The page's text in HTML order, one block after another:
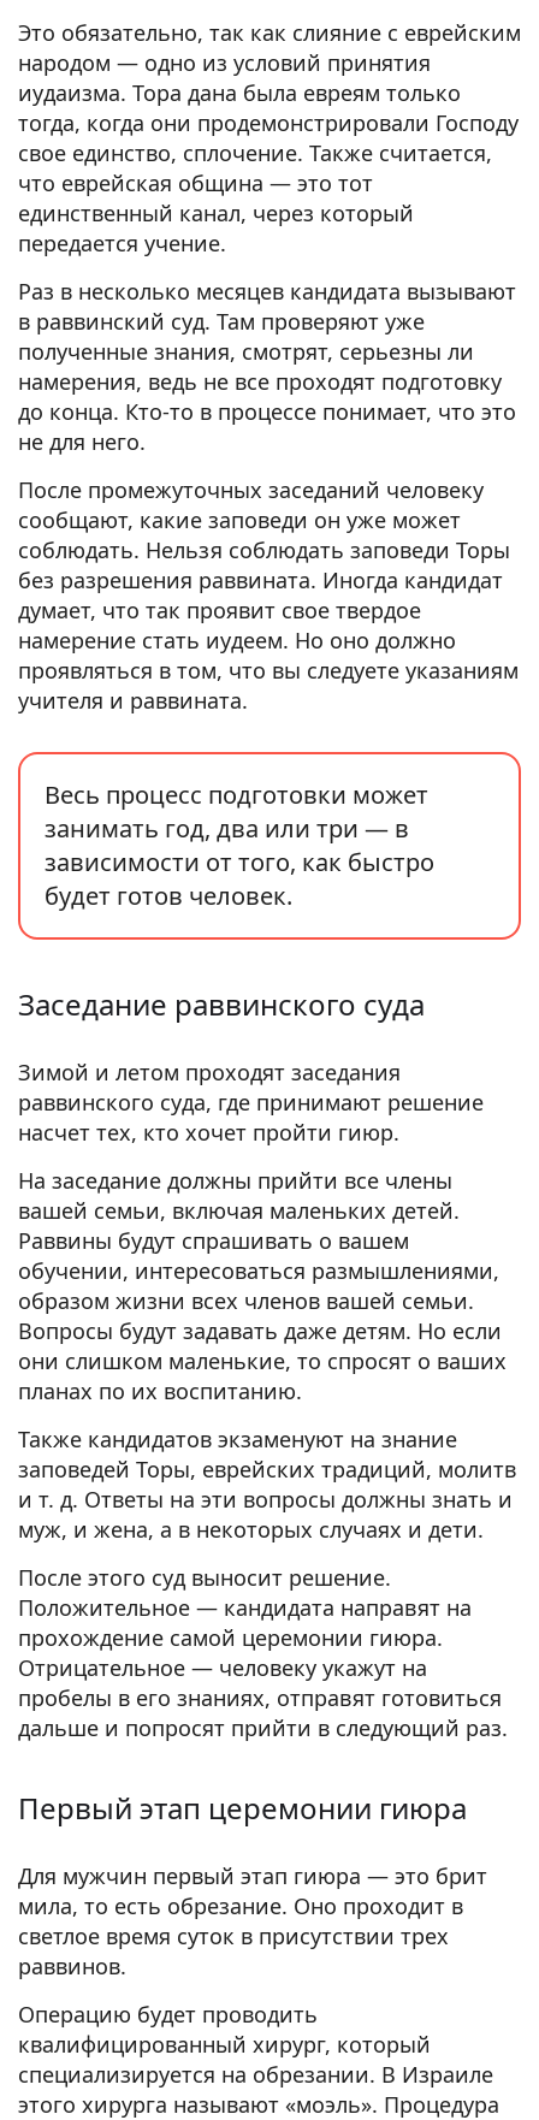
Это обязательно, так как слияние с еврейским
народом — одно из условий принятия
иудаизма. Тора дана была евреям только
тогда, когда они продемонстрировали Господу
свое единство, сплочение. Также считается,
что еврейская община — это тот
единственный канал, через который
передается учение.
Раз в несколько месяцев кандидата вызывают
в раввинский суд. Там проверяют уже
полученные знания, смотрят, серьезны ли
намерения, ведь не все проходят подготовку
до конца. Кто-то в процессе понимает, что это
не для него.
После промежуточных заседаний человеку
сообщают, какие заповеди он уже может
соблюдать. Нельзя соблюдать заповеди Торы
без разрешения раввината. Иногда кандидат
думает, что так проявит свое твердое
намерение стать иудеем. Но оно должно
проявляться в том, что вы следуете указаниям
учителя и раввината.
Весь процесс подготовки может
занимать год, два или три — в
зависимости от того, как быстро
будет готов человек.
Заседание раввинского суда
Зимой и летом проходят заседания
раввинского суда, где принимают решение
насчет тех, кто хочет пройти гиюр.
На заседание должны прийти все члены
вашей семьи, включая маленьких детей.
Раввины будут спрашивать о вашем
обучении, интересоваться размышлениями,
образом жизни всех членов вашей семьи.
Вопросы будут задавать даже детям. Но если
они слишком маленькие, то спросят о ваших
планах по их воспитанию.
Также кандидатов экзаменуют на знание
заповедей Торы, еврейских традиций, молитв
и т. д. Ответы на эти вопросы должны знать и
муж, и жена, а в некоторых случаях и дети.
После этого суд выносит решение.
Положительное — кандидата направят на
прохождение самой церемонии гиюра.
Отрицательное — человеку укажут на
пробелы в его знаниях, отправят готовиться
дальше и попросят прийти в следующий раз.
Первый этап церемонии гиюра
Для мужчин первый этап гиюра — это брит
мила, то есть обрезание. Оно проходит в
светлое время суток в присутствии трех
раввинов.
Операцию будет проводить
квалифицированный хирург, который
специализируется на обрезании. В Израиле
этого хирурга называют «моэль». Процедура